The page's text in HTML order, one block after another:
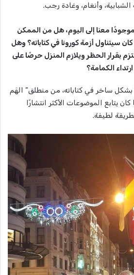
وأنغام، وغادة رجب.
معنا إلى اليوم، هل من الممكن
سيتناول أزمة كورونا في كتاباته؟ وهل
بقرار الحظر ويلازم المنزل حرصًا على
الكمامة؟
بشكل ساخر في كتاباته، من منطلق” الهَم
يتابع الموضوعات الأكثر انتشارًا
لطيفة.